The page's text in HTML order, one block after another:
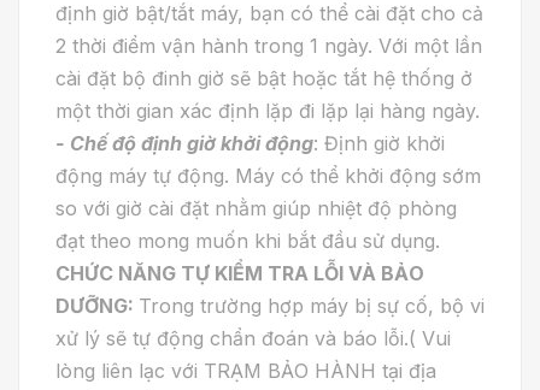
định giờ bật/tắt máy, bạn có thể cài đặt cho cả
2 thời điểm vận hành trong 1 ngày. Với một lần
cài đặt bộ đinh giờ sẽ bật hoặc tắt hệ thống ở
một thời gian xác định lặp đi lặp lại hàng ngày.
- Chế độ định giờ khởi động: Định giờ khởi
động máy tự động. Máy có thể khởi động sớm
so với giờ cài đặt nhằm giúp nhiệt độ phòng
đạt theo mong muốn khi bắt đầu sử dụng.
CHỨC NĂNG TỰ KIỂM TRA LỖI VÀ BẢO
DƯỠNG: Trong trường hợp máy bị sự cố, bộ vi
xử lý sẽ tự động chẩn đoán và báo lỗi.( Vui
lòng liên lạc với TRẠM BẢO HÀNH tại địa